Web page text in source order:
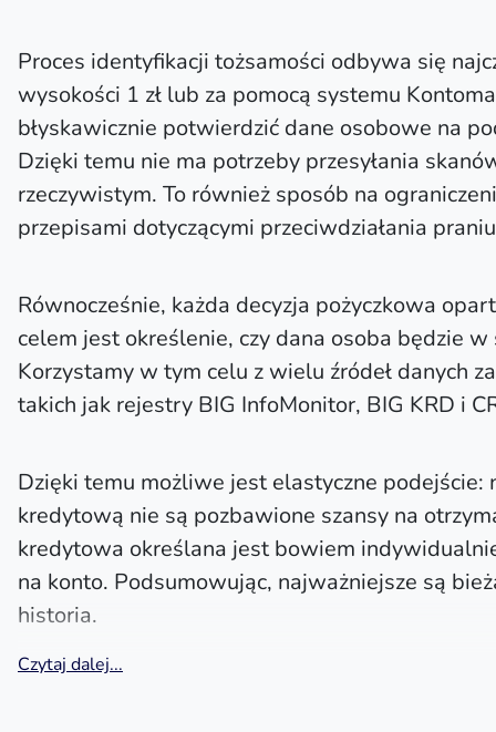
Proces identyfikacji tożsamości odbywa się
wysokości 1 zł lub za pomocą systemu
błyskawicznie potwierdzić dane osobowe na
Dzięki temu nie ma potrzeby przesyłania
rzeczywistym. To również sposób na
przepisami dotyczącymi przeciwdziałania
Równocześnie, każda decyzja pożyczkowa
celem jest określenie, czy dana osoba będzie
Korzystamy w tym celu z wielu źródeł danych
takich jak rejestry BIG InfoMonitor, BIG KRD i
Dzięki temu możliwe jest elastyczne
kredytową nie są pozbawione szansy na
kredytowa określana jest bowiem
na konto. Podsumowując, najważniejsze są
historia.
Czytaj dalej...